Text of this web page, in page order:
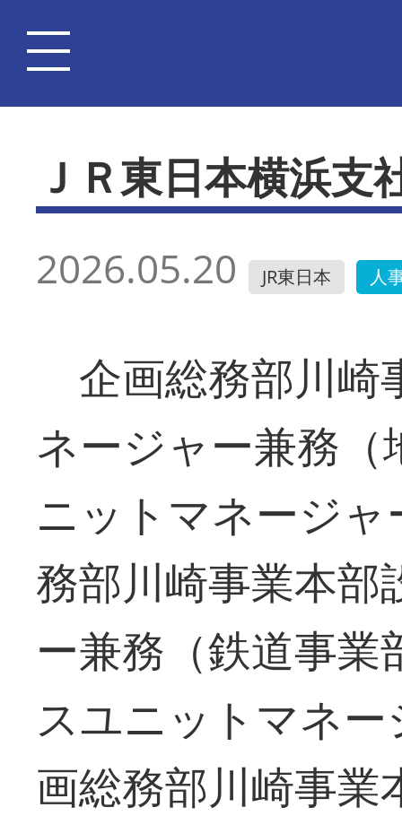
ＪＲ東日本横浜
2026.05.20 JR東日本 人
企画総務部川崎
ネージャー兼務
ニットマネージ
務部川崎事業本部
ー兼務（鉄道事
スユニットマネ
画総務部川崎事業